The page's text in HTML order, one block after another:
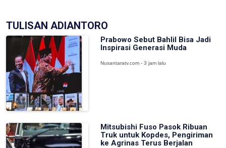
TULISAN ADIANTORO
Prabowo Sebut Bahlil Bisa Jadi
Inspirasi Generasi Muda
Nusantaratv.com - 3 jam lalu
Mitsubishi Fuso Pasok Ribuan
Truk untuk Kopdes, Pengiriman
ke Agrinas Terus Berjalan